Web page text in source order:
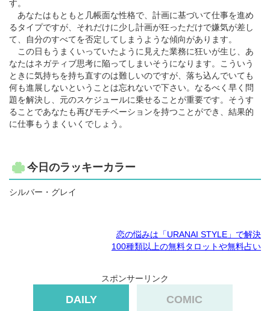
す。
あなたはもともと几帳面な性格で、計画に基づいて仕事を進め
るタイプですが、それだけに少し計画が狂っただけで嫌気が差し
て、自分のすべてを否定してしまうような傾向があります。
この日もうまくいっていたように見えた業務に狂いが生じ、あ
なたはネガティブ思考に陥ってしまいそうになります。こういう
ときに気持ちを持ち直すのは難しいのですが、落ち込んでいても
何も進展しないということは忘れないで下さい。なるべく早く問
題を解決し、元のスケジュールに乗せることが重要です。そうす
ることであなたも再びモチベーションを持つことができ、結果的
に仕事もうまくいくでしょう。
今日のラッキーカラー
シルバー・グレイ
恋の悩みは「URANAI STYLE」で解決
100種類以上の無料タロットや無料占い
スポンサーリンク
DAILY COMIC